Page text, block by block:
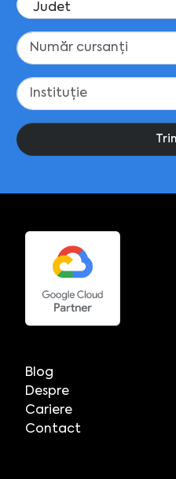
Blog
Despre
Cariere
Contact